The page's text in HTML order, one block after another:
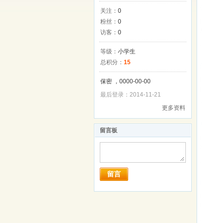
关注： 0
粉丝： 0
访客： 0
等级： 小学生
总积分： 15
保密 ，0000-00-00
最后登录：2014-11-21
更多资料
留言板
留言